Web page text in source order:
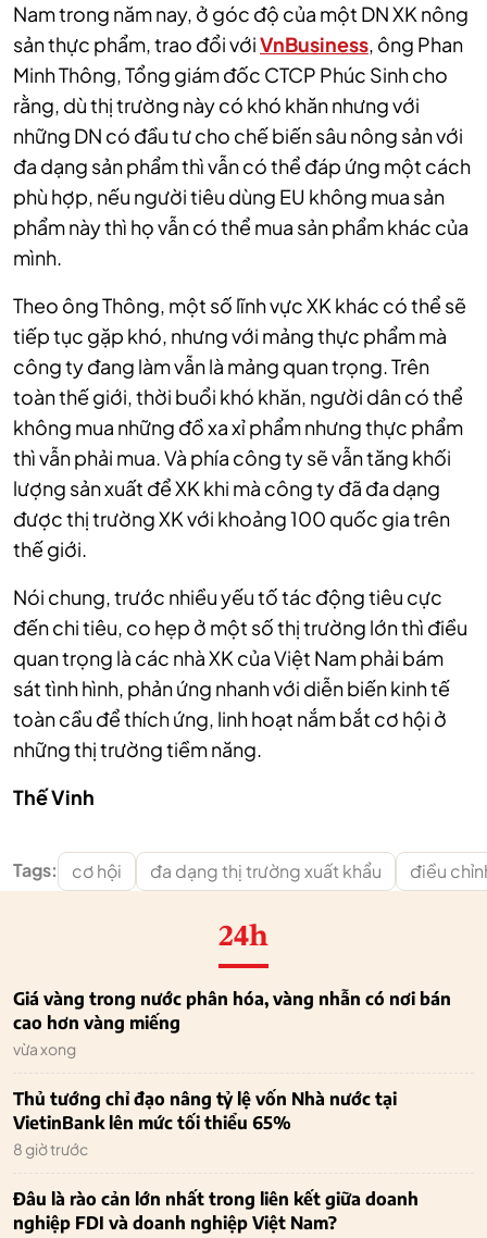
Nam trong năm nay, ở góc độ của một DN XK nông
sản thực phẩm, trao đổi vớiVnBusiness, ông Phan
Minh Thông, Tổng giám đốc CTCP Phúc Sinh cho
rằng, dù thị trường này có khó khăn nhưng với
những DN có đầu tư cho chế biến sâu nông sản với
đa dạng sản phẩm thì vẫn có thể đáp ứng một cách
phù hợp, nếu người tiêu dùng EU không mua sản
phẩm này thì họ vẫn có thể mua sản phẩm khác của
mình.
Theo ông Thông, một số lĩnh vực XK khác có thể sẽ
tiếp tục gặp khó, nhưng với mảng thực phẩm mà
công ty đang làm vẫn là mảng quan trọng. Trên
toàn thế giới, thời buổi khó khăn, người dân có thể
không mua những đồ xa xỉ phẩm nhưng thực phẩm
thì vẫn phải mua. Và phía công ty sẽ vẫn tăng khối
lượng sản xuất để XK khi mà công ty đã đa dạng
được thị trường XK với khoảng 100 quốc gia trên
thế giới.
Nói chung, trước nhiều yếu tố tác động tiêu cực
đến chi tiêu, co hẹp ở một số thị trường lớn thì điều
quan trọng là các nhà XK của Việt Nam phải bám
sát tình hình, phản ứng nhanh với diễn biến kinh tế
toàn cầu để thích ứng, linh hoạt nắm bắt cơ hội ở
những thị trường tiềm năng.
Thế Vinh
Tags: cơ hội đa dạng thị trường xuất khẩu điều
24h
Giá vàng trong nước phân hóa, vàng nhẫn có nơi bán
cao hơn vàng miếng
vừa xong
Thủ tướng chỉ đạo nâng tỷ lệ vốn Nhà nước tại
VietinBank lên mức tối thiểu 65%
8 giờ trước
Đâu là rào cản lớn nhất trong liên kết giữa doanh
nghiệp FDI và doanh nghiệp Việt Nam?